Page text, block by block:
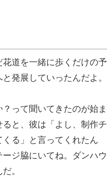
道を一緒に歩くだけの予
発展していったんだよ。
って聞いてきたのが始ま
と、彼は「よし、制作チ
る」と言ってくれたん
ジ脇にいてね。ダンハウ
。